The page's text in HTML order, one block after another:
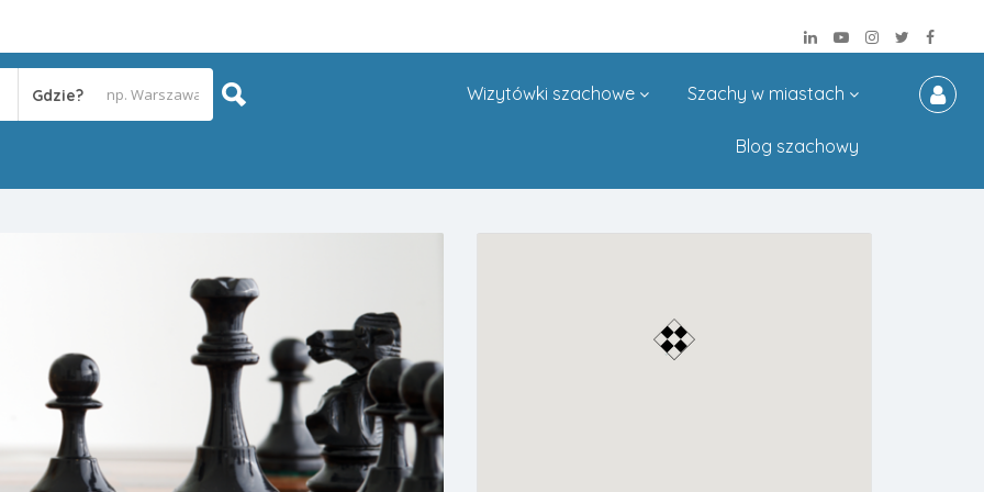
Gdzie? Wizytówki szachowe Szachy w miastach
Blog szachowy